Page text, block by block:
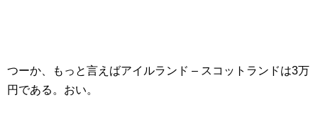
つーか、もっと言えばアイルランド – スコットランドは3万
円である。おい。